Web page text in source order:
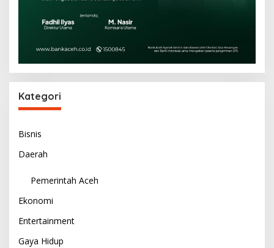
Kategori
Bisnis
Daerah
Pemerintah Aceh
Ekonomi
Entertainment
Gaya Hidup